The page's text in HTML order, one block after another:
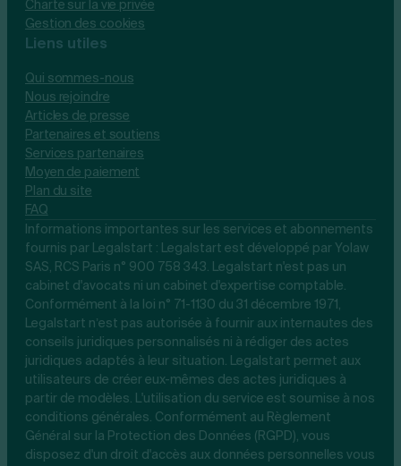
Charte sur la vie privée
Gestion des cookies
Liens utiles
Qui sommes-nous
Nous rejoindre
Articles de presse
Partenaires et soutiens
Services partenaires
Moyen de paiement
Plan du site
FAQ
Informations importantes sur les services et abonnements
fournis par Legalstart : Legalstart est développé par Yolaw
SAS, RCS Paris n° 900 758 343. Legalstart n'est pas un
cabinet d'avocats ni un cabinet d'expertise comptable.
Conformément à la loi n° 71-1130 du 31 décembre 1971,
Legalstart n’est pas autorisée à fournir aux internautes des
conseils juridiques personnalisés ni à rédiger des actes
juridiques adaptés à leur situation. Legalstart permet aux
utilisateurs de créer eux-mêmes des actes juridiques à
partir de modèles. L'utilisation du service est soumise à nos
conditions générales. Conformément au Règlement
Général sur la Protection des Données (RGPD), vous
disposez d'un droit d'accès aux données personnelles vous